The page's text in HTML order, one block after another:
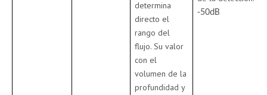
determina
directo el
rango del
flujo. Su valor
con el
volumen de la
profundidad y
-50dB